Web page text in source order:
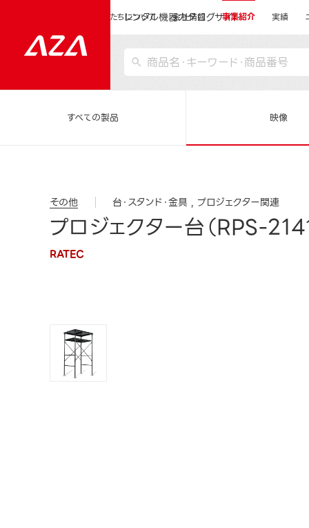
レンタル機器カタログサイト
私たちについて 会社情報 事業紹介 実績
すべての製品 映像
その他 台・スタンド・金具 プロジェクター関連
プロジェクター台（RPS-
RATEC